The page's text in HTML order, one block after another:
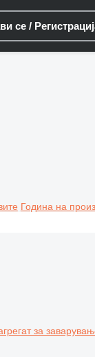
се /
Година на
за